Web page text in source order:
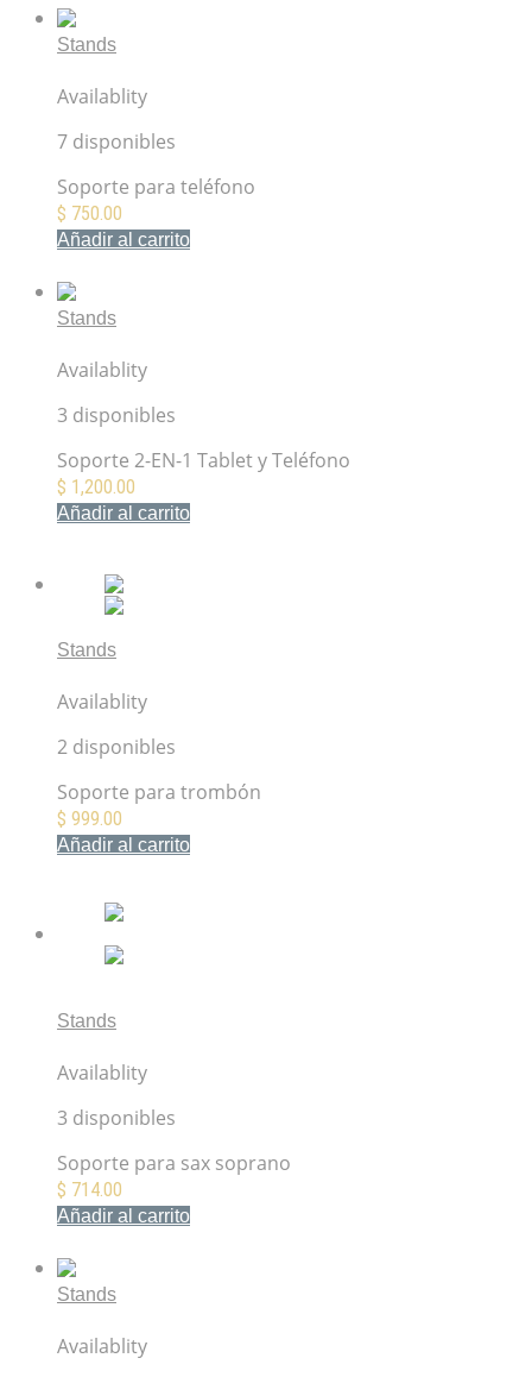
Stands
Availablity
7 disponibles
Soporte para teléfono
$ 750.00
Añadir al carrito
Stands
Availablity
3 disponibles
Soporte 2-EN-1 Tablet y Teléfono
$ 1,200.00
Añadir al carrito
Stands
Availablity
2 disponibles
Soporte para trombón
$ 999.00
Añadir al carrito
Stands
Availablity
3 disponibles
Soporte para sax soprano
$ 714.00
Añadir al carrito
Stands
Availablity